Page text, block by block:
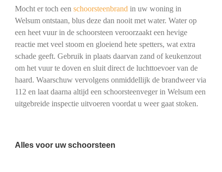
Mocht er toch een schoorsteenbrand in uw woning in
Welsum ontstaan, blus deze dan nooit met water. Water op
een heet vuur in de schoorsteen veroorzaakt een hevige
reactie met veel stoom en gloeiend hete spetters, wat extra
schade geeft. Gebruik in plaats daarvan zand of keukenzout
om het vuur te doven en sluit direct de luchttoevoer van de
haard. Waarschuw vervolgens onmiddellijk de brandweer via
112 en laat daarna altijd een schoorsteenveger in Welsum een
uitgebreide inspectie uitvoeren voordat u weer gaat stoken.
Alles voor uw schoorsteen